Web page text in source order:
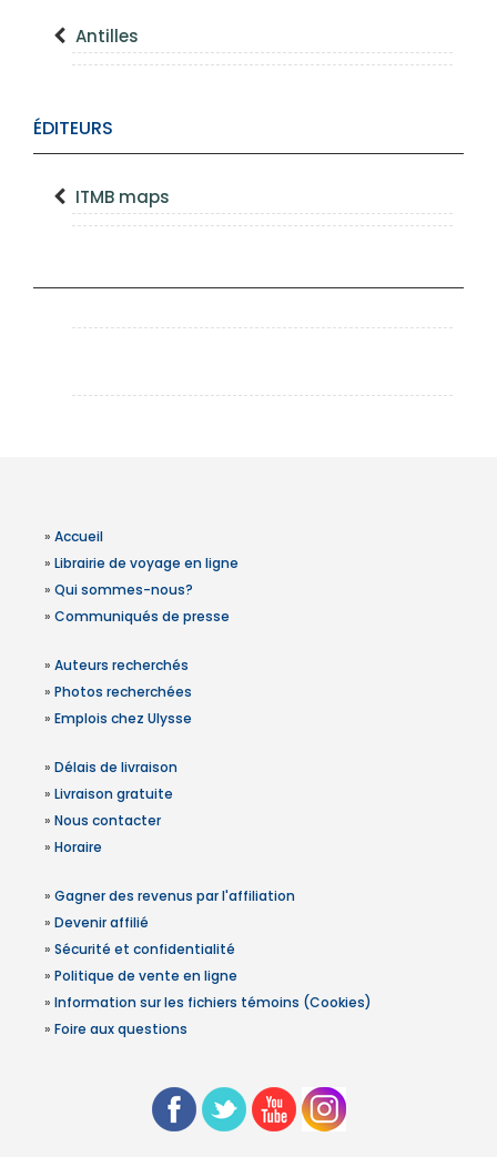
Antilles
ÉDITEURS
ITMB maps
» Accueil
» Librairie de voyage en ligne
» Qui sommes-nous?
» Communiqués de presse
» Auteurs recherchés
» Photos recherchées
» Emplois chez Ulysse
» Délais de livraison
» Livraison gratuite
» Nous contacter
» Horaire
» Gagner des revenus par l'affiliation
» Devenir affilié
» Sécurité et confidentialité
» Politique de vente en ligne
» Information sur les fichiers témoins (Cookies)
» Foire aux questions